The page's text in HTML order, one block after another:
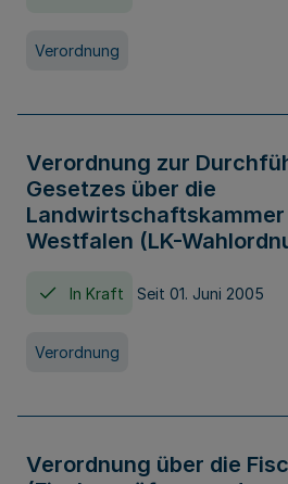
Verordnung
Verordnung zur
Gesetzes über die
Westfalen (LK-
In Kraft Seit 01. Juni 2005
Verordnung
Verordnung über die